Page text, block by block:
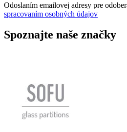
Odoslaním emailovej adresy pre
spracovaním osobných údajov
Spoznajte naše značky